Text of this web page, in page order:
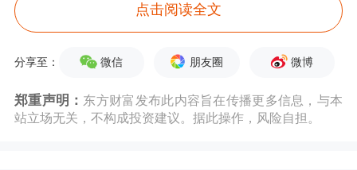
纳斯达克中国金龙指数收涨3.21%，热
来涨近7%，名创优品涨超5%，阿里巴
点击阅读全文
分享至： 微信 朋友圈 微博
郑重声明： 东方财富发布此内容旨在传播更多信息，与本
站立场无关，不构成投资建议。据此操作，风险自担。